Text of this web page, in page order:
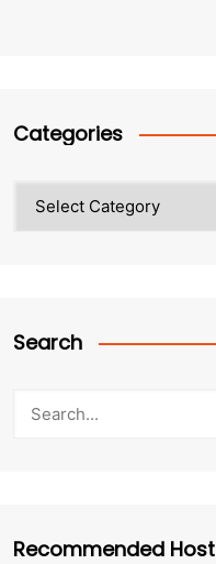
Categories
Search
Recommended Host